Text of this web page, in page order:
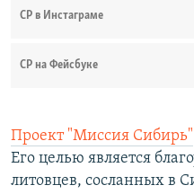
СР в Инстаграме
СР на Фейсбуке
Проект "Миссия Сибирь"
Его целью является
литовцев, сосланных в